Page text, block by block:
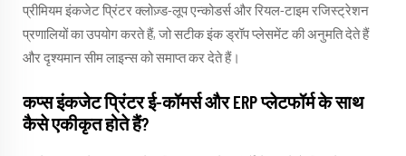
प्रीमियम इंकजेट प्रिंटर क्लोज़्ड-लूप एन्कोडर्स और रियल-टाइम रजिस्ट्रेशन
प्रणालियों का उपयोग करते हैं, जो सटीक इंक ड्रॉप प्लेसमेंट की अनुमति देते हैं
और दृश्यमान सीम लाइन्स को समाप्त कर देते हैं।
कप्स इंकजेट प्रिंटर ई-कॉमर्स और ERP प्लेटफॉर्म के साथ
कैसे एकीकृत होते हैं?